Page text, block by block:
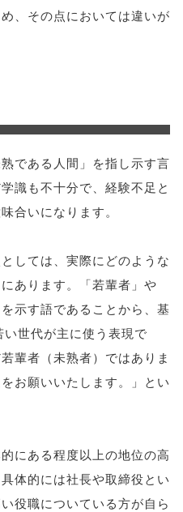
、その点においては違いが
である人間」を指し示す言
識も不十分で、経験不足と
合いになります。
しては、実際にどのような
あります。「若輩者」や
示す語であることから、基
世代が主に使う表現で
輩者（未熟者）ではありま
お願いいたします。」とい
にある程度以上の地位の高
体的には社長や取締役とい
役職についている方が自ら